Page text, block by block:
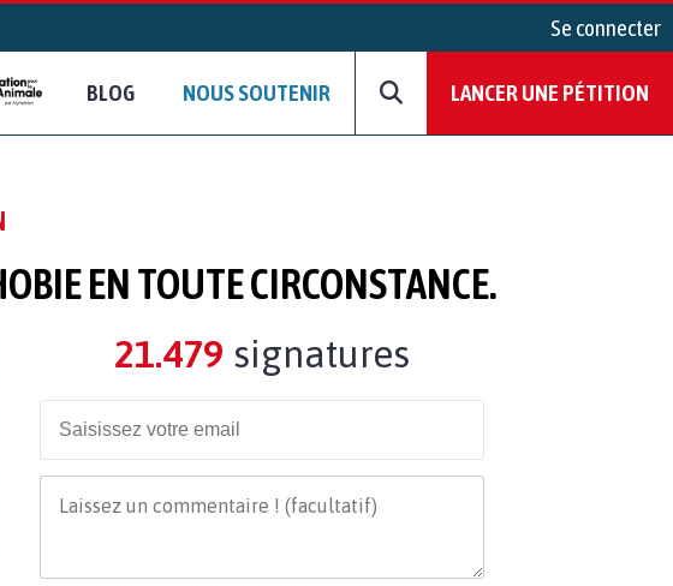
Se connecter
BLOG NOUS SOUTENIR LANCER UNE PÉTITION
EN TOUTE CIRCONSTANCE.
21.479 signatures